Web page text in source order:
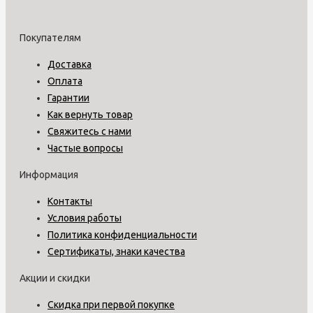
Покупателям
Доставка
Оплата
Гарантии
Как вернуть товар
Свяжитесь с нами
Частые вопросы
Информация
Контакты
Условия работы
Политика конфиденциальности
Сертификаты, знаки качества
Акции и скидки
Скидка при первой покупке